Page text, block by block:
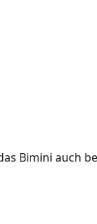
Bimini auch